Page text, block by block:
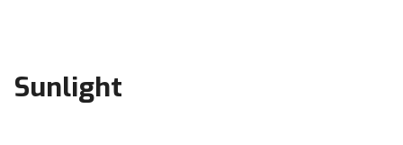
Sunlight